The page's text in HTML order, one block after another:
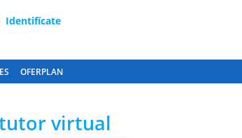
Identifícate
OFERPLAN
virtual